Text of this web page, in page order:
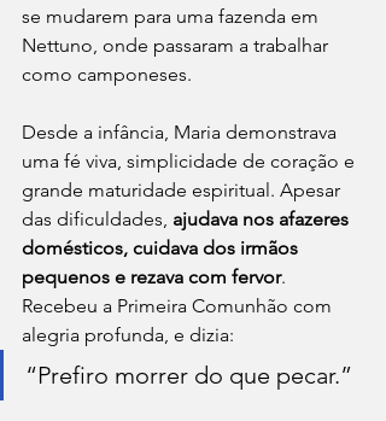
se mudarem para uma fazenda em
Nettuno, onde passaram a trabalhar
como camponeses.
Desde a infância, Maria demonstrava
uma fé viva, simplicidade de coração e
grande maturidade espiritual. Apesar
das dificuldades, ajudava nos afazeres
domésticos, cuidava dos irmãos
pequenos e rezava com fervor.
Recebeu a Primeira Comunhão com
alegria profunda, e dizia:
“Prefiro morrer do que pecar.”